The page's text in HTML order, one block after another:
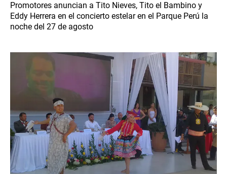
Promotores anuncian a Tito Nieves, Tito el Bambino y
Eddy Herrera en el concierto estelar en el Parque Perú la
noche del 27 de agosto